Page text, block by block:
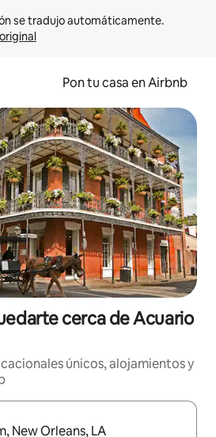
Pon tu casa en Airbnb
cerca de Acuario
únicos, alojamientos y
estén disponibles, navega con las